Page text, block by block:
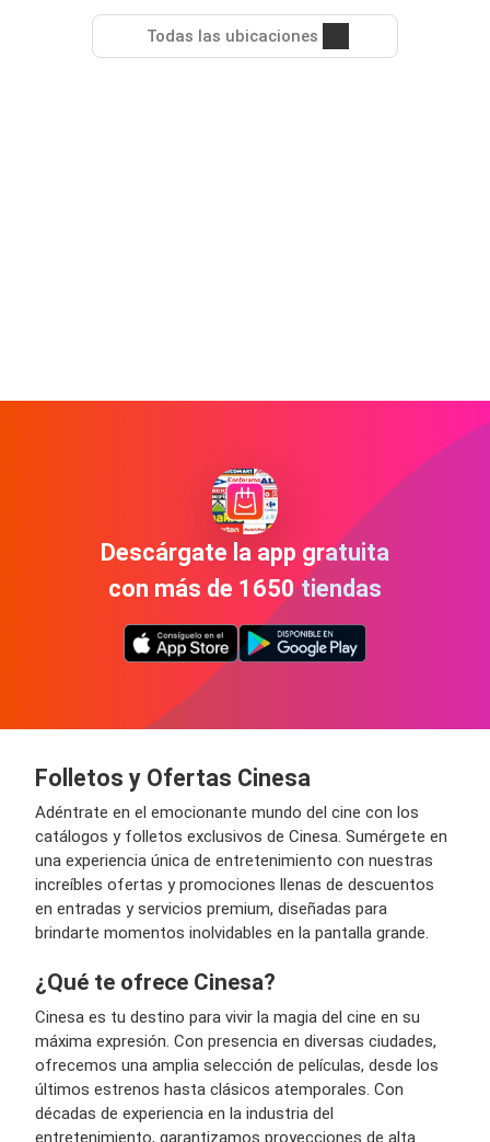
Todas las ubicaciones
Descárgate la app gratuita
con más de 1650 tiendas
Folletos y Ofertas Cinesa
Adéntrate en el emocionante mundo del cine con los
catálogos y folletos exclusivos de Cinesa. Sumérgete en
una experiencia única de entretenimiento con nuestras
increíbles ofertas y promociones llenas de descuentos
en entradas y servicios premium, diseñadas para
brindarte momentos inolvidables en la pantalla grande.
¿Qué te ofrece Cinesa?
Cinesa es tu destino para vivir la magia del cine en su
máxima expresión. Con presencia en diversas ciudades,
ofrecemos una amplia selección de películas, desde los
últimos estrenos hasta clásicos atemporales. Con
décadas de experiencia en la industria del
entretenimiento, garantizamos proyecciones de alta